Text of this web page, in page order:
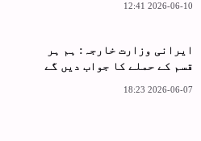
2026-06-10 12:41
ایرانی وزارت خارجہ: ہم ہر
قسم کے حملے کا جواب دیں گے
2026-06-07 18:23